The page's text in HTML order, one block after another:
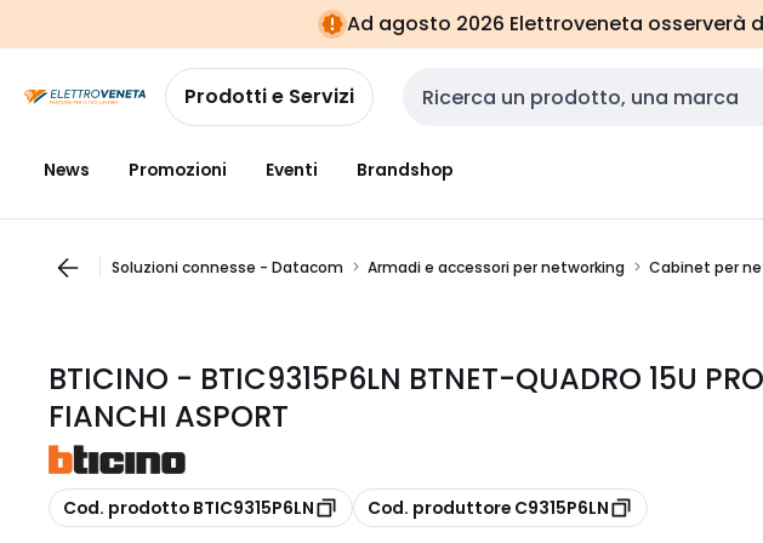
navigazionealla
pagina
Ad agosto 2026 Elettroveneta osserverà
Prodotti e Servizi Cerca input
News Promozioni Eventi Brandshop
Soluzioni connesse - Datacom Armadi e accessori per networking Cabinet per
BTICINO - BTIC9315P6LN BTNET-QUADRO 15U
FIANCHI ASPORT
copia
Cod. prodotto BTIC9315P6LN copia
Cod. produttore C9315P6LN